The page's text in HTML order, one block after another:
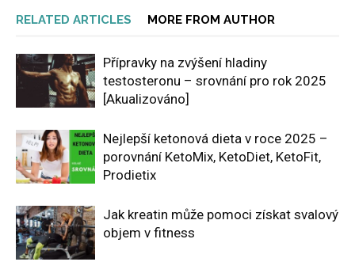
RELATED ARTICLES MORE FROM AUTHOR
Přípravky na zvýšení hladiny
testosteronu – srovnání pro rok 2025
[Akualizováno]
Nejlepší ketonová dieta v roce 2025 –
porovnání KetoMix, KetoDiet, KetoFit,
Prodietix
Jak kreatin může pomoci získat svalový
objem v fitness